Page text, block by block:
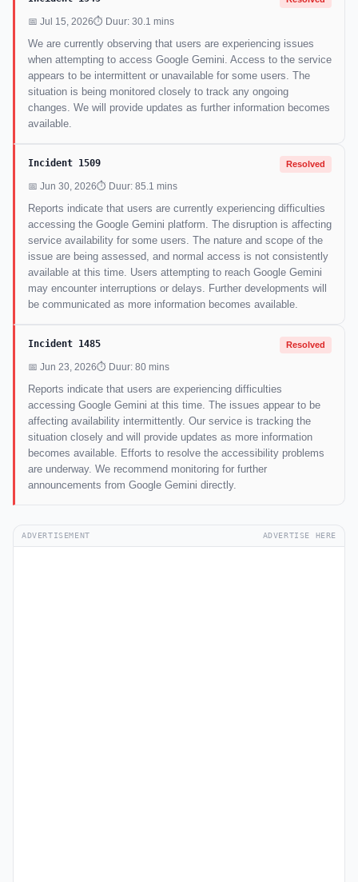
📅 Jul 15, 2026⏱ Duur: 30.1 mins
We are currently observing that users are experiencing issues
when attempting to access Google Gemini. Access to the service
appears to be intermittent or unavailable for some users. The
situation is being monitored closely to track any ongoing
changes. We will provide updates as further information becomes
available.
Incident 1509 Resolved
📅 Jun 30, 2026⏱ Duur: 85.1 mins
Reports indicate that users are currently experiencing difficulties
accessing the Google Gemini platform. The disruption is affecting
service availability for some users. The nature and scope of the
issue are being assessed, and normal access is not consistently
available at this time. Users attempting to reach Google Gemini
may encounter interruptions or delays. Further developments will
be communicated as more information becomes available.
Incident 1485 Resolved
📅 Jun 23, 2026⏱ Duur: 80 mins
Reports indicate that users are experiencing difficulties
accessing Google Gemini at this time. The issues appear to be
affecting availability intermittently. Our service is tracking the
situation closely and will provide updates as more information
becomes available. Efforts to resolve the accessibility problems
are underway. We recommend monitoring for further
announcements from Google Gemini directly.
ADVERTISEMENT ADVERTISE HERE